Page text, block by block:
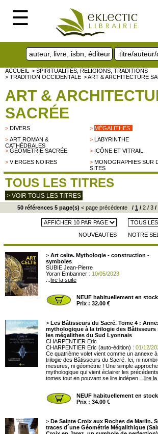
☰
ACCUEIL
> SPIRITUALITÉS, RELIGIONS, TRADITIONS
> TRADITION OCCIDENTALE > ART & ARCHITECTURE
ART &
SACRÉE
> DIVERS > MÉGALITHES
> ART ROMAN &
CATHÉDRALES
>LABYRINTHE
> GÉOMÉTRIE SACRÉE > ICÔNE ET VITRAIL
> VIERGES NOIRES >MONOGRAPHIES SUR
SITES
TOUS LES TITRES
> VOIR TOUS LES TITRES
50 références 5 page(s) < page précédente / 1 / 2 / 3 /
NOUVEAUTES NOTRE
> Art celte. Mythologie - construction -
symboles
SUBIE Jean-Pierre
Yoran Embanner : 10/05/2023
lire la suite
NEUF habituellement en stock
Prix : 32.00 €
> Les Bâtisseurs du Sacré. Tome 4 :
mythologique à la trilogie des Bâtisseurs
les mégalithes du Sud Lyonnais
CHARPENTIER Eric
CHARPENTIER Eric (auto-édition) : 01/12/
Ce quatrième volet vient comme un annexe
trilogie des Bâtisseurs du Sacré. Ici, ni
mesures, ni géométrie ! Une simple approche
mythologique qui vient éclairer les précédents
tomes tout en pouvant se lire indépen ... lire
NEUF habituellement en stock
Prix : 34.00 €
> De Sainte Croix aux Roches de Marlin.
traces d´une Géométrie Mégalithique